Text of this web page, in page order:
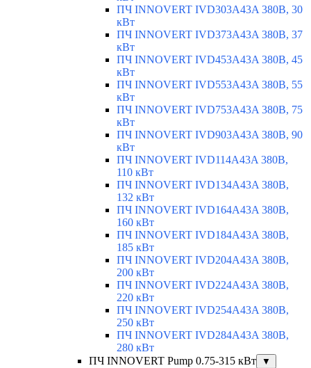
ПЧ INNOVERT IVD303A43A 380В, 30
кВт
ПЧ INNOVERT IVD373A43A 380В, 37
кВт
ПЧ INNOVERT IVD453A43A 380В, 45
кВт
ПЧ INNOVERT IVD553A43A 380В, 55
кВт
ПЧ INNOVERT IVD753A43A 380В, 75
кВт
ПЧ INNOVERT IVD903A43A 380В, 90
кВт
ПЧ INNOVERT IVD114A43A 380В,
110 кВт
ПЧ INNOVERT IVD134A43A 380В,
132 кВт
ПЧ INNOVERT IVD164A43A 380В,
160 кВт
ПЧ INNOVERT IVD184A43A 380В,
185 кВт
ПЧ INNOVERT IVD204A43A 380В,
200 кВт
ПЧ INNOVERT IVD224A43A 380В,
220 кВт
ПЧ INNOVERT IVD254A43A 380В,
250 кВт
ПЧ INNOVERT IVD284A43A 380В,
280 кВт
ПЧ INNOVERT Pump 0.75-315 кВт
▼